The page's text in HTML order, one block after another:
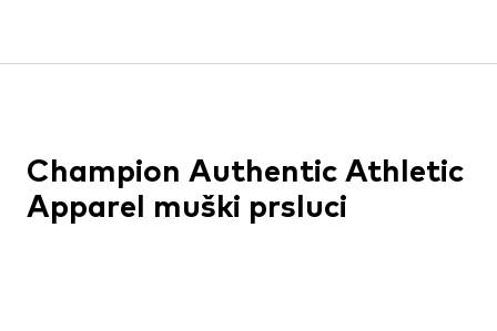
Champion Authentic Athletic
Apparel muški prsluci